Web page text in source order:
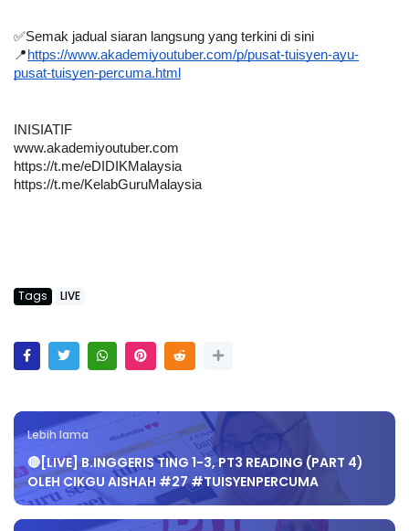
✅Semak jadual siaran langsung yang terkini di sini
📍 https://www.akademiyoutuber.com/p/pusat-tuisyen-ayu-
pusat-tuisyen-percuma.html
INISIATIF
www.akademiyoutuber.com
https://t.me/eDIDIKMalaysia
https://t.me/KelabGuruMalaysia
Tags LIVE
Lebih lama
🔴[LIVE] B.INGGERIS TING 1-3, PT3 READING (PART 4)
OLEH CIKGU AISHAH #27 #TUISYENPERCUMA